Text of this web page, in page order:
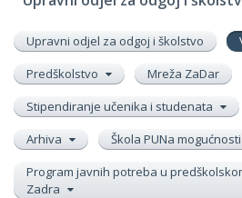
Upravni odjel za odgoj i školstvo
Predškolstvo
Mreža ZaDar
Stipendiranje učenika i studenata
Arhiva
Škola PUNa mogućnosti
Program javnih potreba u
Zadra